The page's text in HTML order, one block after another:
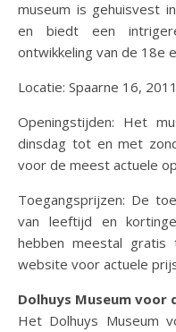
museum is gehuisvest
en biedt een
ontwikkeling van de 18e
Locatie: Spaarne 16,
Openingstijden: Het
dinsdag tot en met
voor de meest actuele
Toegangsprijzen: De
van leeftijd en
hebben meestal gratis
website voor actuele
Dolhuys Museum voor
Het Dolhuys Museum